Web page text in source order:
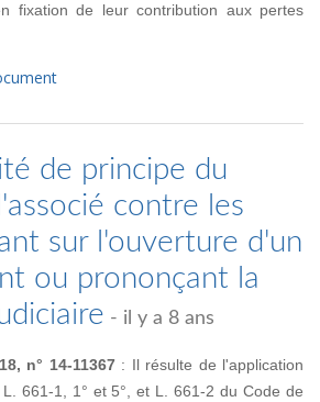
fixation de leur contribution aux pertes
de principe du
contre les
sur l'ouverture d'un
ou prononçant la
- il y a 8 ans
n° 14-11367 : Il résulte de l'application
661-1, 1° et 5°, et L. 661-2 du Code de